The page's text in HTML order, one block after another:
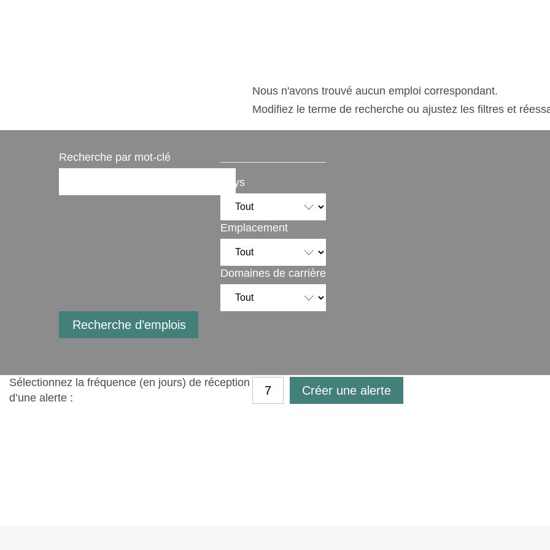
Nous n'avons trouvé aucun emploi correspondant.
Modifiez le terme de recherche ou ajustez les filtres et
Recherche par mot-clé
Pays
Emplacement
Domaines de carrière
Sélectionnez la fréquence (en jours) de réception
d’une alerte :
Créer une alerte